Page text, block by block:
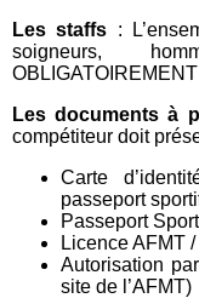
Les staffs :
soigneurs,
Les documents à
compétiteur doit
Carte
passeport
Passeport
Licence AFMT
Autorisation
site de l’AFMT)